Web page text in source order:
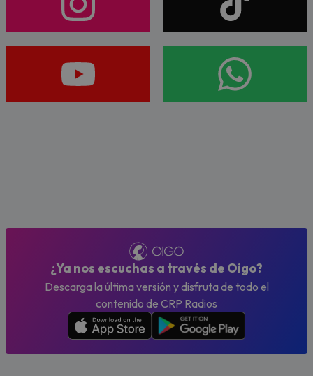
¿Ya nos escuchas a través de Oigo?
Descarga la última versión y disfruta de todo el
contenido de CRP Radios